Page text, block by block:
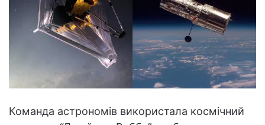
Команда астрономів використала космічний